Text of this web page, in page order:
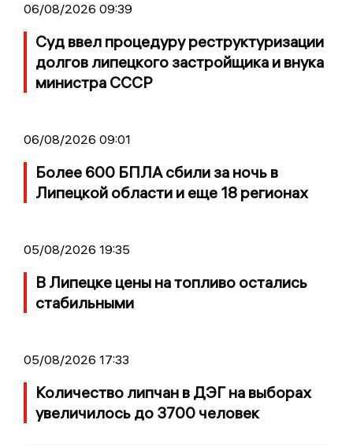
06/08/2026 09:39
Суд ввел процедуру реструктуризации
долгов липецкого застройщика и внука
министра СССР
06/08/2026 09:01
Более 600 БПЛА сбили за ночь в
Липецкой области и еще 18 регионах
05/08/2026 19:35
В Липецке цены на топливо остались
стабильными
05/08/2026 17:33
Количество липчан в ДЭГ на выборах
увеличилось до 3700 человек